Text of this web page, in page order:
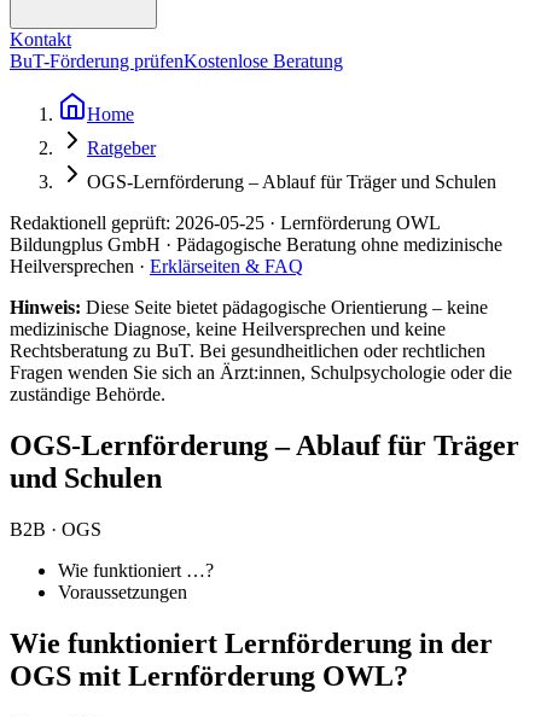
Kontakt
BuT-Förderung prüfenKostenlose Beratung
Home
Ratgeber
OGS-Lernförderung – Ablauf für Träger und Schulen
Redaktionell geprüft: 2026-05-25 · Lernförderung OWL
Bildungplus GmbH · Pädagogische Beratung ohne medizinische
Heilversprechen · Erklärseiten & FAQ
Hinweis: Diese Seite bietet pädagogische Orientierung – keine
medizinische Diagnose, keine Heilversprechen und keine
Rechtsberatung zu BuT. Bei gesundheitlichen oder rechtlichen
Fragen wenden Sie sich an Ärzt:innen, Schulpsychologie oder die
zuständige Behörde.
OGS-Lernförderung – Ablauf für Träger
und Schulen
B2B · OGS
Wie funktioniert …?
Voraussetzungen
Wie funktioniert Lernförderung in der
OGS mit Lernförderung OWL?